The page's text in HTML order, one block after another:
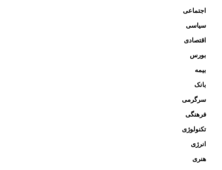
اجتماعی
سیاسی
اقتصادی
بورس
بیمه
بانک
سرگرمی
فرهنگی
تکنولوژی
انرژی
هنری